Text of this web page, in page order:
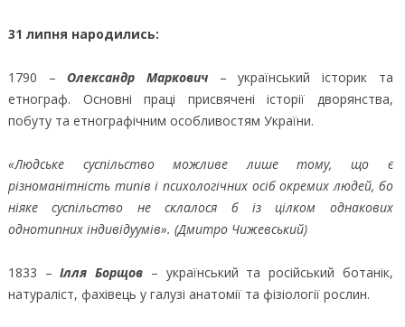
31 липня народились:
1790 –Олександр Маркович – український історик та
етнограф. Основні праці присвячені історії дворянства,
побуту та етнографічним особливостям України.
«Людське суспільство можливе лише тому, що є
різноманітність типів і психологічних осіб окремих людей, бо
ніяке суспільство не склалося б із цілком однакових
однотипних індивідуумів». (Дмитро Чижевський)
1833 –Ілля Борщов – український та російський ботанік,
натураліст, фахівець у галузі анатомії та фізіології рослин.